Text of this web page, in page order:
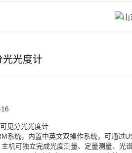
光光度计
见分光光度计
系统，内置中英文双操作系统，可通过
机可独立完成光度测量、定量测量、光